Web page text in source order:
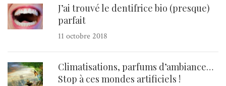
J’ai trouvé le dentifrice bio (presque)
parfait
11 octobre 2018
Climatisations, parfums d’ambiance…
Stop à ces mondes artificiels !